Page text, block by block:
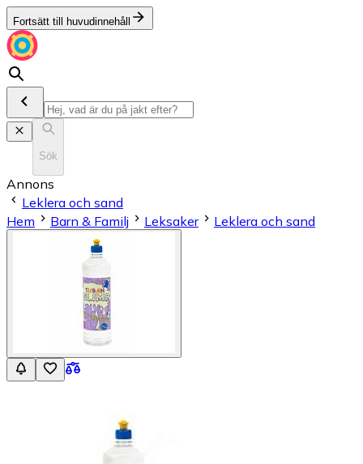
Fortsätt till huvudinnehåll
Sök
Annons
Leklera och sand
Hem
Barn & Familj Leksaker Leklera och sand